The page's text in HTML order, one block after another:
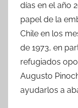
días en el año
papel de la
Chile en los
de 1973, en
refugiados
Augusto
ayudarlos a